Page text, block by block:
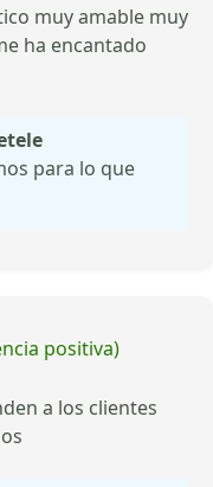
muy amable muy
ha encantado
para lo que
positiva)
a los clientes